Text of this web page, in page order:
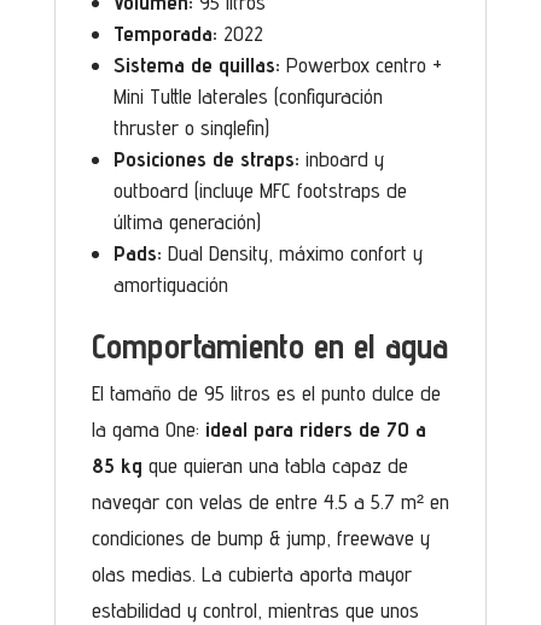
Temporada: 2022
Sistema de quillas: Powerbox centro +
Mini Tuttle laterales (configuración
thruster o singlefin)
Posiciones de straps: inboard y
outboard (incluye MFC footstraps de
última generación)
Pads: Dual Density, máximo confort y
amortiguación
Comportamiento en el agua
El tamaño de 95 litros es el punto dulce de
la gama One: ideal para riders de 70 a
85 kg que quieran una tabla capaz de
navegar con velas de entre 4.5 a 5.7 m² en
condiciones de bump & jump, freewave y
olas medias. La cubierta aporta mayor
estabilidad y control, mientras que unos